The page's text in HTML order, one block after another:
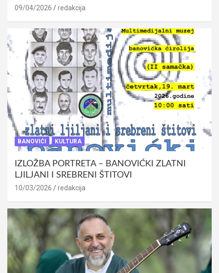
09/04/2026 redakcija
BANOVIĆI KULTURA
IZLOŽBA PORTRETA – BANOVIĆKI ZLATNI
LJILJANI I SREBRENI ŠTITOVI
10/03/2026 redakcija